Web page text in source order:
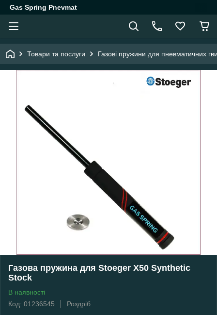
Gas Spring Pnevmat
Товари та послуги Газові пружини для пневматичних
Газова пружина для Stoeger X50 Synthetic
Stock
В наявності
Код: 01236545
Роздріб